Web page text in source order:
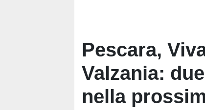
Pescara,
Valzania:
nella